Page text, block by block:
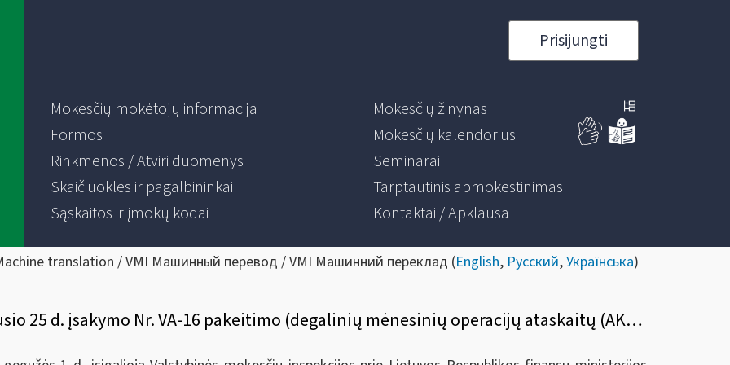
Prisijungti
Mokesčių mokėtojų informacija
Formos
Rinkmenos / Atviri duomenys
Skaičiuoklės ir pagalbininkai
Sąskaitos ir įmokų kodai
Mokesčių žinynas
Mokesčių kalendorius
Seminarai
Tarptautinis apmokestinimas
Kontaktai / Apklausa
translation / VMI Машинный перевод / VMI Машинний переклад (English, Русский,Українська)
Dėl VMI prie FM viršininko 2011 m. sausio 25 d. įsakymo Nr. VA-16 pakeitimo (degalinių mėnesinių operacijų ataskaitų (AKC410 formų) teikimo panaikinimas)